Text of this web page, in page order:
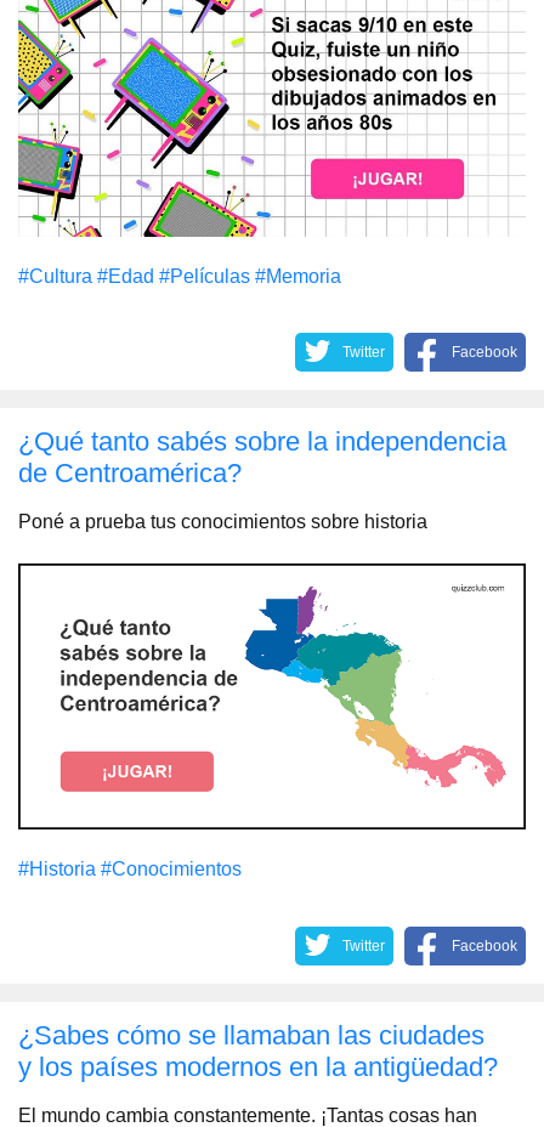
#Cultura #Edad #Películas #Memoria
Twitter Facebook
¿Qué tanto sabés sobre la independencia
de Centroamérica?
Poné a prueba tus conocimientos sobre historia
#Historia #Conocimientos
Twitter Facebook
¿Sabes cómo se llamaban las ciudades
y los países modernos en la antigüedad?
El mundo cambia constantemente. ¡Tantas cosas han